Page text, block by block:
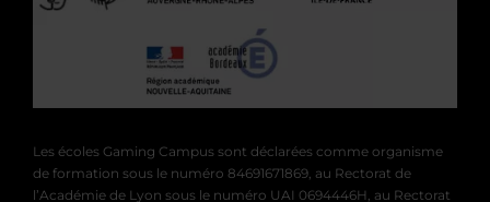
Les écoles Gaming Campus sont déclarées comme organisme
de formation sous le numéro 84691671869, au Rectorat de
l’Académie de Lyon sous le numéro UAI 0694446H, au Rectorat